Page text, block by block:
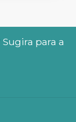
Sugira para a